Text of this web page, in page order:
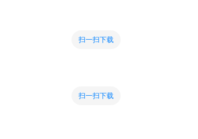
扫一扫下载
扫一扫下载